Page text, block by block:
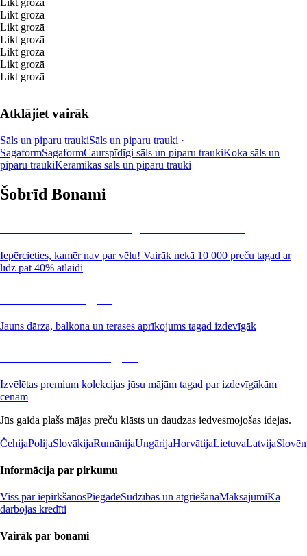
Likt grozā
Likt grozā
Likt grozā
Likt grozā
Likt grozā
Likt grozā
Atklājiet vairāk
Sāls un piparu traukiSāls un piparu trauki ·
SagaformSagaformCaurspīdīgi sāls un piparu traukiKoka sāls un
piparu traukiKeramikas sāls un piparu trauki
Šobrīd Bonami
Iepērcieties, kamēr nav par vēlu! Vairāk nekā 10 000 preču tagad ar
līdz pat 40% atlaidi
Jauns dārza, balkona un terases aprīkojums tagad izdevīgāk
Izvēlētas premium kolekcijas jūsu mājām tagad par izdevīgākām
cenām
Jūs gaida plašs mājas preču klāsts un daudzas iedvesmojošas idejas.
ČehijaPolijaSlovākijaRumānijaUngārijaHorvātijaLietuvaLatvija
Informācija par pirkumu
Viss par iepirkšanosPiegādeSūdzības un atgriešanaMaksājumiKā
darbojas kredīti
Vairāk par bonami